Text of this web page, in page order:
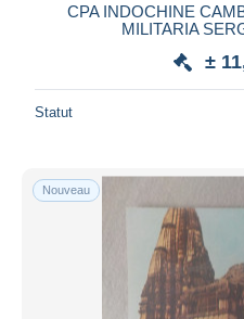
CPA INDOCHINE
MILITARIA
±
Statut
Nouveau